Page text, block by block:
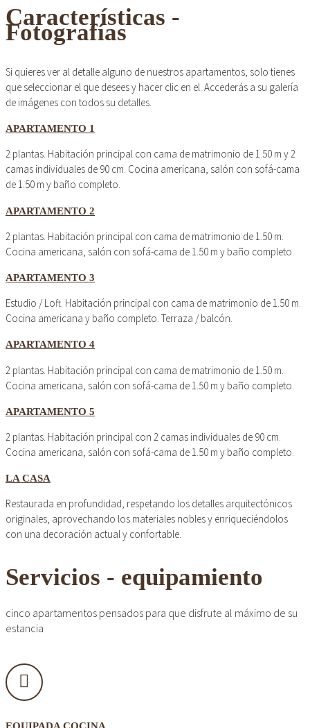
Características -
Fotografías
Si quieres ver al detalle alguno de nuestros apartamentos, solo tienes
que seleccionar el que desees y hacer clic en el. Accederás a su galería
de imágenes con todos su detalles.
APARTAMENTO 1
2 plantas. Habitación principal con cama de matrimonio de 1.50 m y 2
camas individuales de 90 cm. Cocina americana, salón con sofá-cama
de 1.50 m y baño completo.
APARTAMENTO 2
2 plantas. Habitación principal con cama de matrimonio de 1.50 m.
Cocina americana, salón con sofá-cama de 1.50 m y baño completo.
APARTAMENTO 3
Estudio / Loft. Habitación principal con cama de matrimonio de 1.50 m.
Cocina americana y baño completo. Terraza / balcón.
APARTAMENTO 4
2 plantas. Habitación principal con cama de matrimonio de 1.50 m.
Cocina americana, salón con sofá-cama de 1.50 m y baño completo.
APARTAMENTO 5
2 plantas. Habitación principal con 2 camas individuales de 90 cm.
Cocina americana, salón con sofá-cama de 1.50 m y baño completo.
LA CASA
Restaurada en profundidad, respetando los detalles arquitectónicos
originales, aprovechando los materiales nobles y enriqueciéndolos
con una decoración actual y confortable.
Servicios - equipamiento
cinco apartamentos pensados para que disfrute al máximo de su
estancia